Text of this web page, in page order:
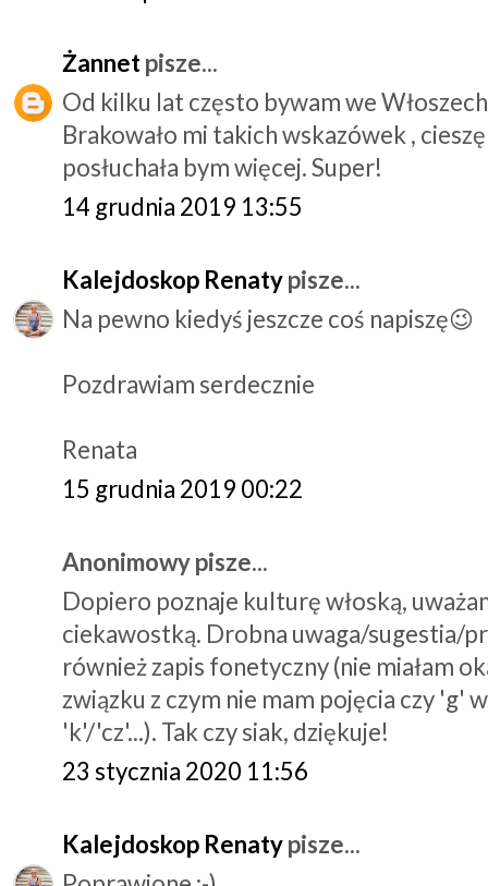
Żannetpisze...
Od kilku lat często bywam we
Brakowało mi takich wskazówek ,
posłuchała bym więcej. Super!
14 grudnia 2019 13:55
Kalejdoskop Renatypisze...
Na pewno kiedyś jeszcze coś napiszę😉
Pozdrawiam serdecznie
Renata
15 grudnia 2019 00:22
Anonimowy pisze...
Dopiero poznaje kulturę włoską,
ciekawostką. Drobna uwaga/sugestia/
również zapis fonetyczny (nie miałam
związku z czym nie mam pojęcia czy 'g'
'k'/'cz'...). Tak czy siak, dziękuje!
23 stycznia 2020 11:56
Kalejdoskop Renatypisze...